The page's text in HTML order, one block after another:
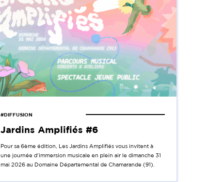
#DIFFUSION
Jardins Amplifiés #6
Pour sa 6ème édition, Les Jardins Amplifiés vous invitent à
une journée d'immersion musicale en plein air le dimanche 31
mai 2026 au Domaine Départemental de Chamarande (91).